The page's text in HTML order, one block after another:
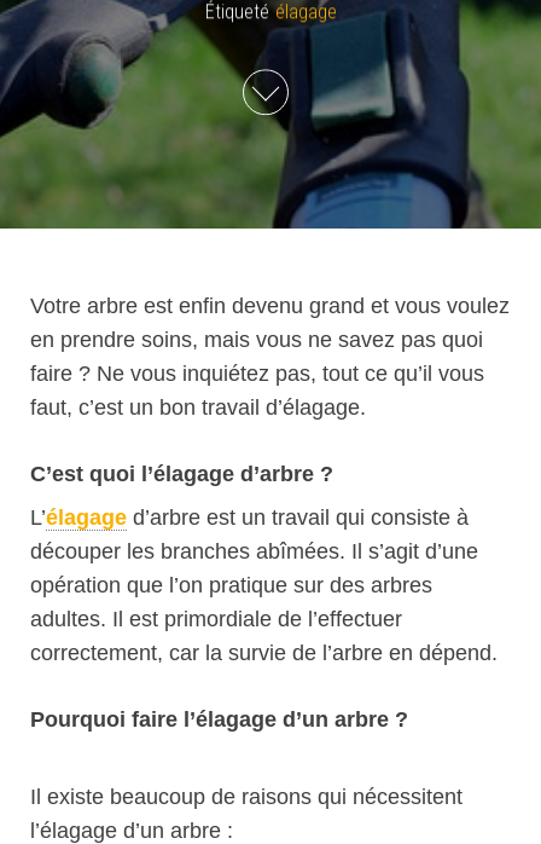
Étiqueté élagage
Votre arbre est enfin devenu grand et vous voulez
en prendre soins, mais vous ne savez pas quoi
faire ? Ne vous inquiétez pas, tout ce qu’il vous
faut, c’est un bon travail d’élagage.
C’est quoi l’élagage d’arbre ?
L’élagage d’arbre est un travail qui consiste à
découper les branches abîmées. Il s’agit d’une
opération que l’on pratique sur des arbres
adultes. Il est primordiale de l’effectuer
correctement, car la survie de l’arbre en dépend.
Pourquoi faire l’élagage d’un arbre ?
Il existe beaucoup de raisons qui nécessitent
l’élagage d’un arbre :